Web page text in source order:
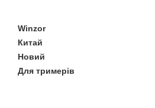
Winzor
Китай
Новий
Для тримерів